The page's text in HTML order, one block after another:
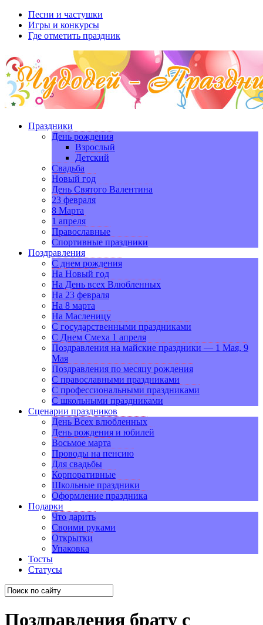
Песни и частушки
Игры и конкурсы
Где отметить праздник
Праздники
День рождения
Взрослый
Детский
Свадьба
Новый год
День Святого Валентина
23 февраля
8 Марта
1 апреля
Православные
Спортивные праздники
Поздравления
С днем рождения
На Новый год
На День всех Влюбленных
На 23 февраля
На 8 марта
На Масленицу
С государственными праздниками
С Днем Смеха 1 апреля
Поздравления на майские праздники — 1 Мая, 9
Мая
Поздравления по месяцу рождения
С православными праздниками
С профессиональными праздниками
С школьными праздниками
Сценарии праздников
День Всех влюбленных
День рождения и юбилей
Восьмое марта
Проводы на пенсию
Для свадьбы
Корпоративные
Школьные праздники
Оформление праздника
Подарки
Что дарить
Своими руками
Открытки
Упаковка
Тосты
Статусы
Поздравления брату с